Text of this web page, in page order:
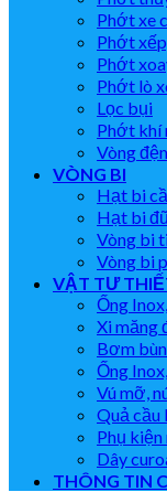
Phớt xe
Phớt
Phớt
Phớt lò
Lọc bụi
Phớt khí
Vòng
VÒNG BI
Hạt bi
Hạt bi
Vòng bi
Vòng bi
VẬT TƯ
Ống
Xi măng
Bơm
Ống
Vú mỡ,
Quả cầu
Phụ
Dây
THÔNG TIN